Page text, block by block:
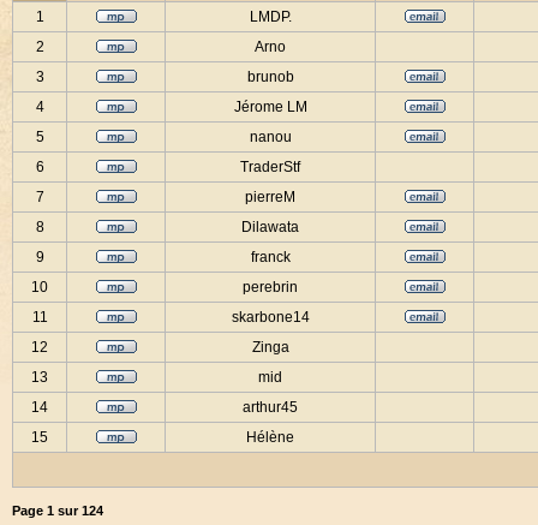
1
LMDP.
2
Arno
3
brunob
4
Jérome LM
5
nanou
6
TraderStf
7
pierreM
8
Dilawata
9
franck
10
perebrin
11
skarbone14
12
Zinga
13
mid
14
arthur45
15
Hélène
Page 1 sur124